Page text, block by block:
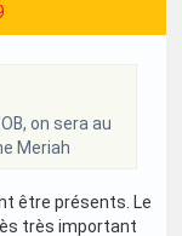
on sera au
Meriah
être présents. Le
très important